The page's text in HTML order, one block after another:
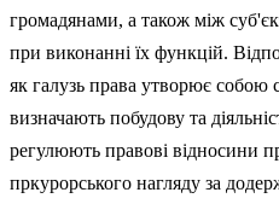
громадянами, а також між
при виконанні їх функцій.
як галузь права утворює собою
визначають побудову та
регулюють правові відносини
пркурорського нагляду за